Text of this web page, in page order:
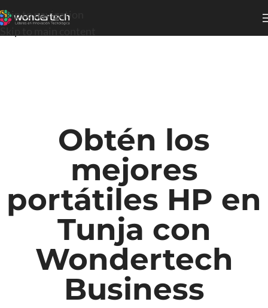
Skip to navigation
Obtén los
mejores
portátiles HP en
Tunja con
Wondertech
Business